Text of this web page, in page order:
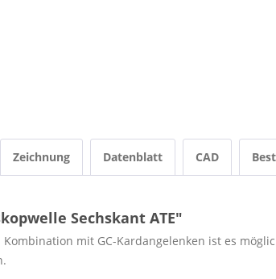
Zeichnung Datenblatt CAD
Sechskant ATE"
Kombination mit GC-Kardangelenken ist es